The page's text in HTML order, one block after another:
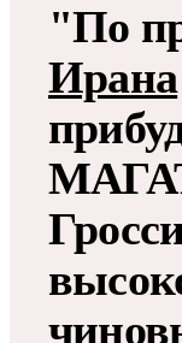
"По
Ирана